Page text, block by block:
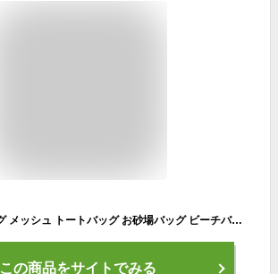
送料無料 エコバッグ メッシュ トートバッグ お砂場バッグ ビーチバッグ ショッピングバッグ 持ち運び 海 プール コンパクト 軽量 カバン 鞄 bag 収納袋 おもちゃ入れ 水着入れ グリーン ピンク
この商品をサイトでみる